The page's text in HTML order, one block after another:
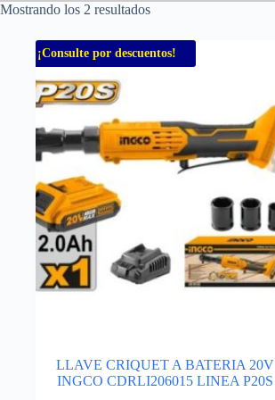
Mostrando los 2 resultados
¡Consulte por descuentos!
LLAVE CRIQUET A BATERIA 20V
INGCO CDRLI206015 LINEA P20S